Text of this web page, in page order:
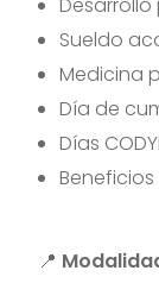
Sueldo
Medicina
Día de
Días
📍